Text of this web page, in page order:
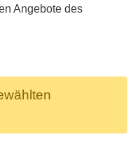
Angebote des